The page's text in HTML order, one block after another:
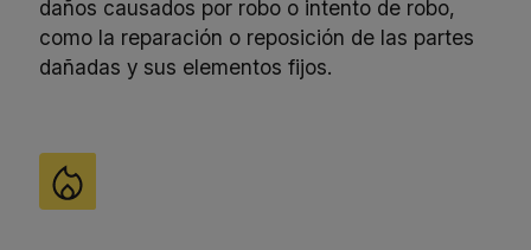
daños causados por robo o intento de robo,
como la reparación o reposición de las partes
dañadas y sus elementos fijos.